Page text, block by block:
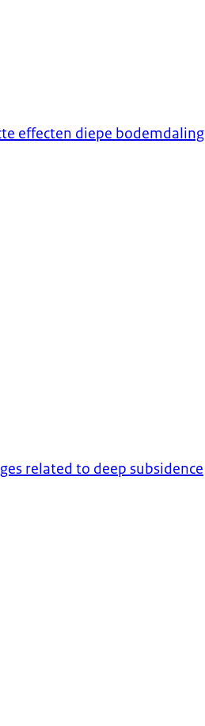
effecten diepe bodemdaling
related to deep subsidence